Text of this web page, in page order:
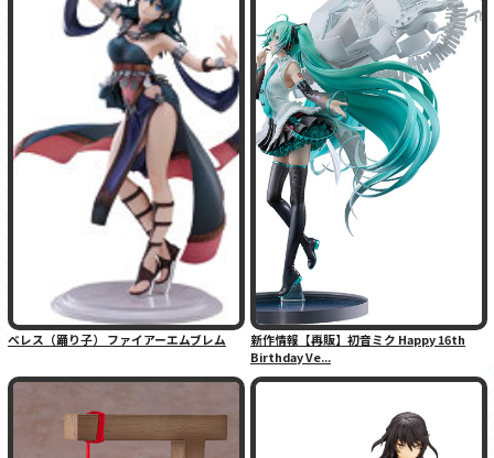
ベレス（踊り子） ファイアーエムブレム
新作情報【再販】初音ミク Happy 16th
Birthday Ve...